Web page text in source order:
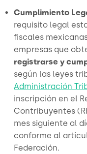
Cumplimiento
requisito legal
fiscales
empresas que
registrarse y
según las leyes
Administración
inscripción en el
Contribuyentes
mes siguiente al
conforme al
Federación.